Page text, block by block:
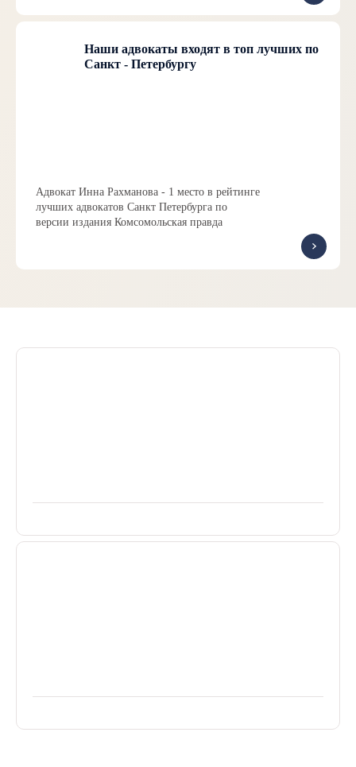
Наши адвокаты входят в топ лучших по
Санкт - Петербургу
Адвокат Инна Рахманова - 1 место в рейтинге
лучших адвокатов Санкт Петербурга по
версии издания Комсомольская правда